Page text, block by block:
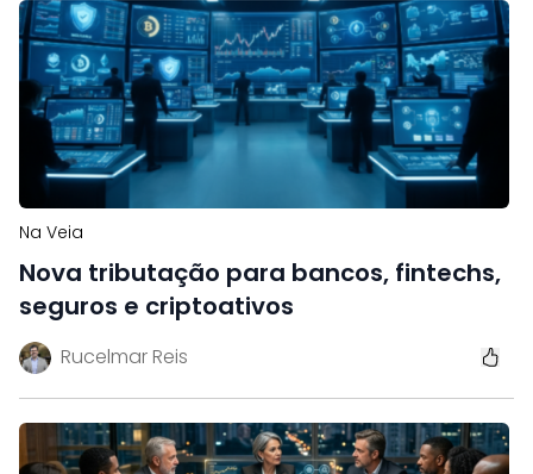
Na Veia
Nova tributação para bancos, fintechs,
seguros e criptoativos
Rucelmar Reis